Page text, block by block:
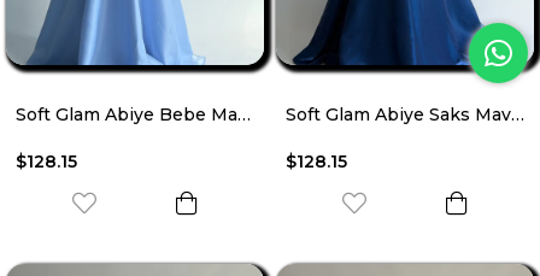
Soft Glam Abiye Bebe Mavisi
$128.15
Soft Glam Abiye Saks Mavisi
$128.15